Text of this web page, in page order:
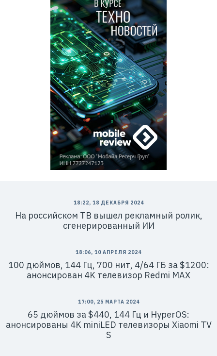
18:22, 18 ДЕКАБРЯ 2024
На российском ТВ вышел рекламный ролик,
сгенерированный ИИ
18:06, 10 АПРЕЛЯ 2024
100 дюймов, 144 Гц, 700 нит, 4/64 ГБ за $1200:
анонсирован 4K телевизор Redmi MAX
17:00, 25 МАРТА 2024
65 дюймов за $440, 144 Гц и HyperOS:
анонсированы 4K miniLED телевизоры Xiaomi TV
S